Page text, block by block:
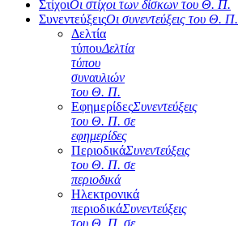
ΣτίχοιΟι στίχοι των δίσκων του Θ. Π.
ΣυνεντεύξειςΟι συνεντεύξεις του Θ. Π.
Δελτία
τύπουΔελτία
τύπου
συναυλιών
του Θ. Π.
ΕφημερίδεςΣυνεντεύξεις
του Θ. Π. σε
εφημερίδες
ΠεριοδικάΣυνεντεύξεις
του Θ. Π. σε
περιοδικά
Ηλεκτρονικά
περιοδικάΣυνεντεύξεις